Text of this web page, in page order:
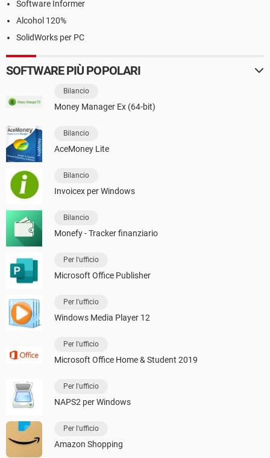
Software Informer
Alcohol 120%
SolidWorks per PC
SOFTWARE PIÙ POPOLARI
Bilancio
Money Manager Ex (64-bit)
Bilancio
AceMoney Lite
Bilancio
Invoicex per Windows
Bilancio
Monefy - Tracker finanziario
Per l'ufficio
Microsoft Office Publisher
Per l'ufficio
Windows Media Player 12
Per l'ufficio
Microsoft Office Home & Student 2019
Per l'ufficio
NAPS2 per Windows
Per l'ufficio
Amazon Shopping